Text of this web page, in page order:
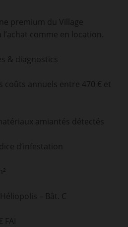
premium du Village
comme en location.
& diagnostics
coûts annuels entre 470 € et
amiantés détectés
d’infestation
– Bât. C